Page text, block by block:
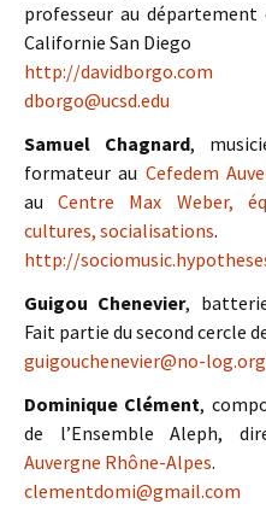
professeur au département
Californie San Diego
http://davidborgo.com
dborgo@ucsd.edu
Samuel Chagnard,
formateur au Cefedem
auCentre Max Weber,
cultures, socialisations.
http://
Guigou Chenevier,
Fait partie du second cercle
guigouchenevier@no-log.org
Dominique Clément,
de l’Ensemble Aleph,
Auvergne Rhône-Alpes.
clementdomi@gmail.com